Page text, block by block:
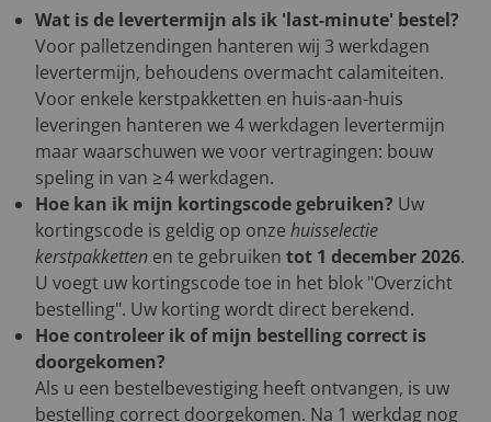
Wat is de levertermijn als ik 'last-minute' bestel?
Voor palletzendingen hanteren wij 3 werkdagen
levertermijn, behoudens overmacht calamiteiten.
Voor enkele kerstpakketten en huis-aan-huis
leveringen hanteren we 4 werkdagen levertermijn
maar waarschuwen we voor vertragingen: bouw
speling in van ≥ 4 werkdagen.
Hoe kan ik mijn kortingscode gebruiken? Uw
kortingscode is geldig op onze huisselectie
kerstpakketten en te gebruiken tot 1 december 2026.
U voegt uw kortingscode toe in het blok "Overzicht
bestelling". Uw korting wordt direct berekend.
Hoe controleer ik of mijn bestelling correct is
doorgekomen?
Als u een bestelbevestiging heeft ontvangen, is uw
bestelling correct doorgekomen. Na 1 werkdag nog